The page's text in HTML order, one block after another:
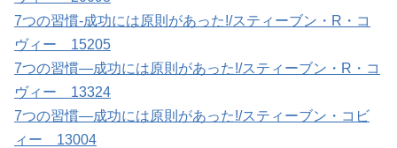
7つの習慣-成功には原則があった!/スティーブン・R・コ
ヴィー 15205
7つの習慣―成功には原則があった!/スティーブン・R・コ
ヴィー 13324
7つの習慣―成功には原則があった!/スティーブン・コビ
ィー 13004